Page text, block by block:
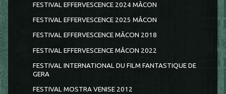
FESTIVAL EFFERVESCENCE 2024 MÂCON
FESTIVAL EFFERVESCENCE 2025 MÂCON
FESTIVAL EFFERVESCENCE MÂCON 2018
FESTIVAL EFFERVESCENCE MÂCON 2022
FESTIVAL INTERNATIONAL DU FILM FANTASTIQUE DE
GERA
FESTIVAL MOSTRA VENISE 2012